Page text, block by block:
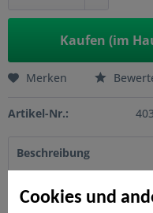
Cookies und
Kaufen (im
Merken
Artikel-Nr.:
Beschreibung
ausgeschäumte,
Stabilität, niedriges